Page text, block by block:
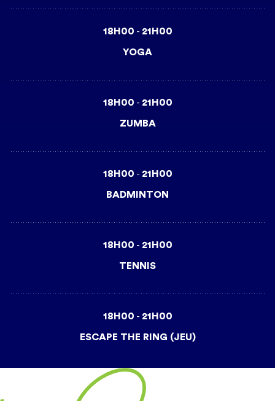
18H00 - 21H00
YOGA
18H00 - 21H00
ZUMBA
18H00 - 21H00
BADMINTON
18H00 - 21H00
TENNIS
18H00 - 21H00
ESCAPE THE RING (JEU)